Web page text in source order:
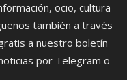
ocio, cultura
también a través
a nuestro boletín
por Telegram o